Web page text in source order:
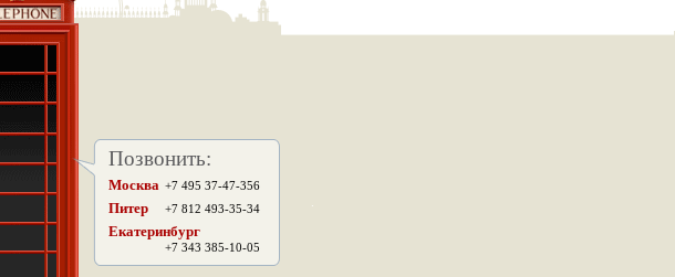
Позвонить:
Москва +7 495 37-47-356
Питер +7 812 493-35-34
Екатеринбург
+7 343 385-10-05